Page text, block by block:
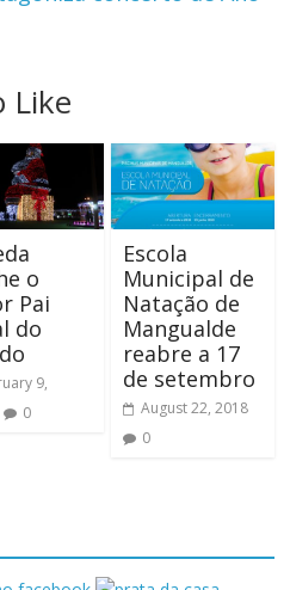
Like
o
Pai
do
9,
0
Escola
Municipal de
Natação de
Mangualde
reabre a 17
de setembro
August 22, 2018
0